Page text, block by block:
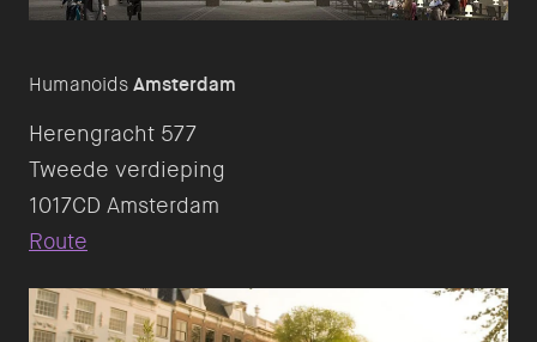
HumanoidsAmsterdam
Herengracht 577
Tweede verdieping
Route